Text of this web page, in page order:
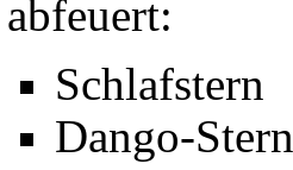
abfeuert:
Schlafstern
Dango-Stern